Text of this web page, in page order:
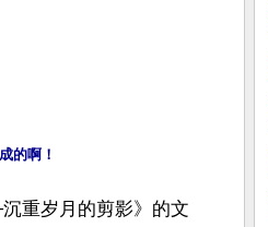
的啊！
重岁月的剪影》的文